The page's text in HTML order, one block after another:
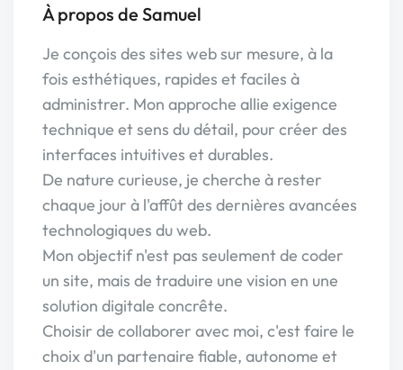
À propos de Samuel
Je conçois des sites web sur mesure, à la
fois esthétiques, rapides et faciles à
administrer. Mon approche allie exigence
technique et sens du détail, pour créer des
interfaces intuitives et durables.
De nature curieuse, je cherche à rester
chaque jour à l'affût des dernières avancées
technologiques du web.
Mon objectif n'est pas seulement de coder
un site, mais de traduire une vision en une
solution digitale concrête.
Choisir de collaborer avec moi, c'est faire le
choix d'un partenaire fiable, autonome et